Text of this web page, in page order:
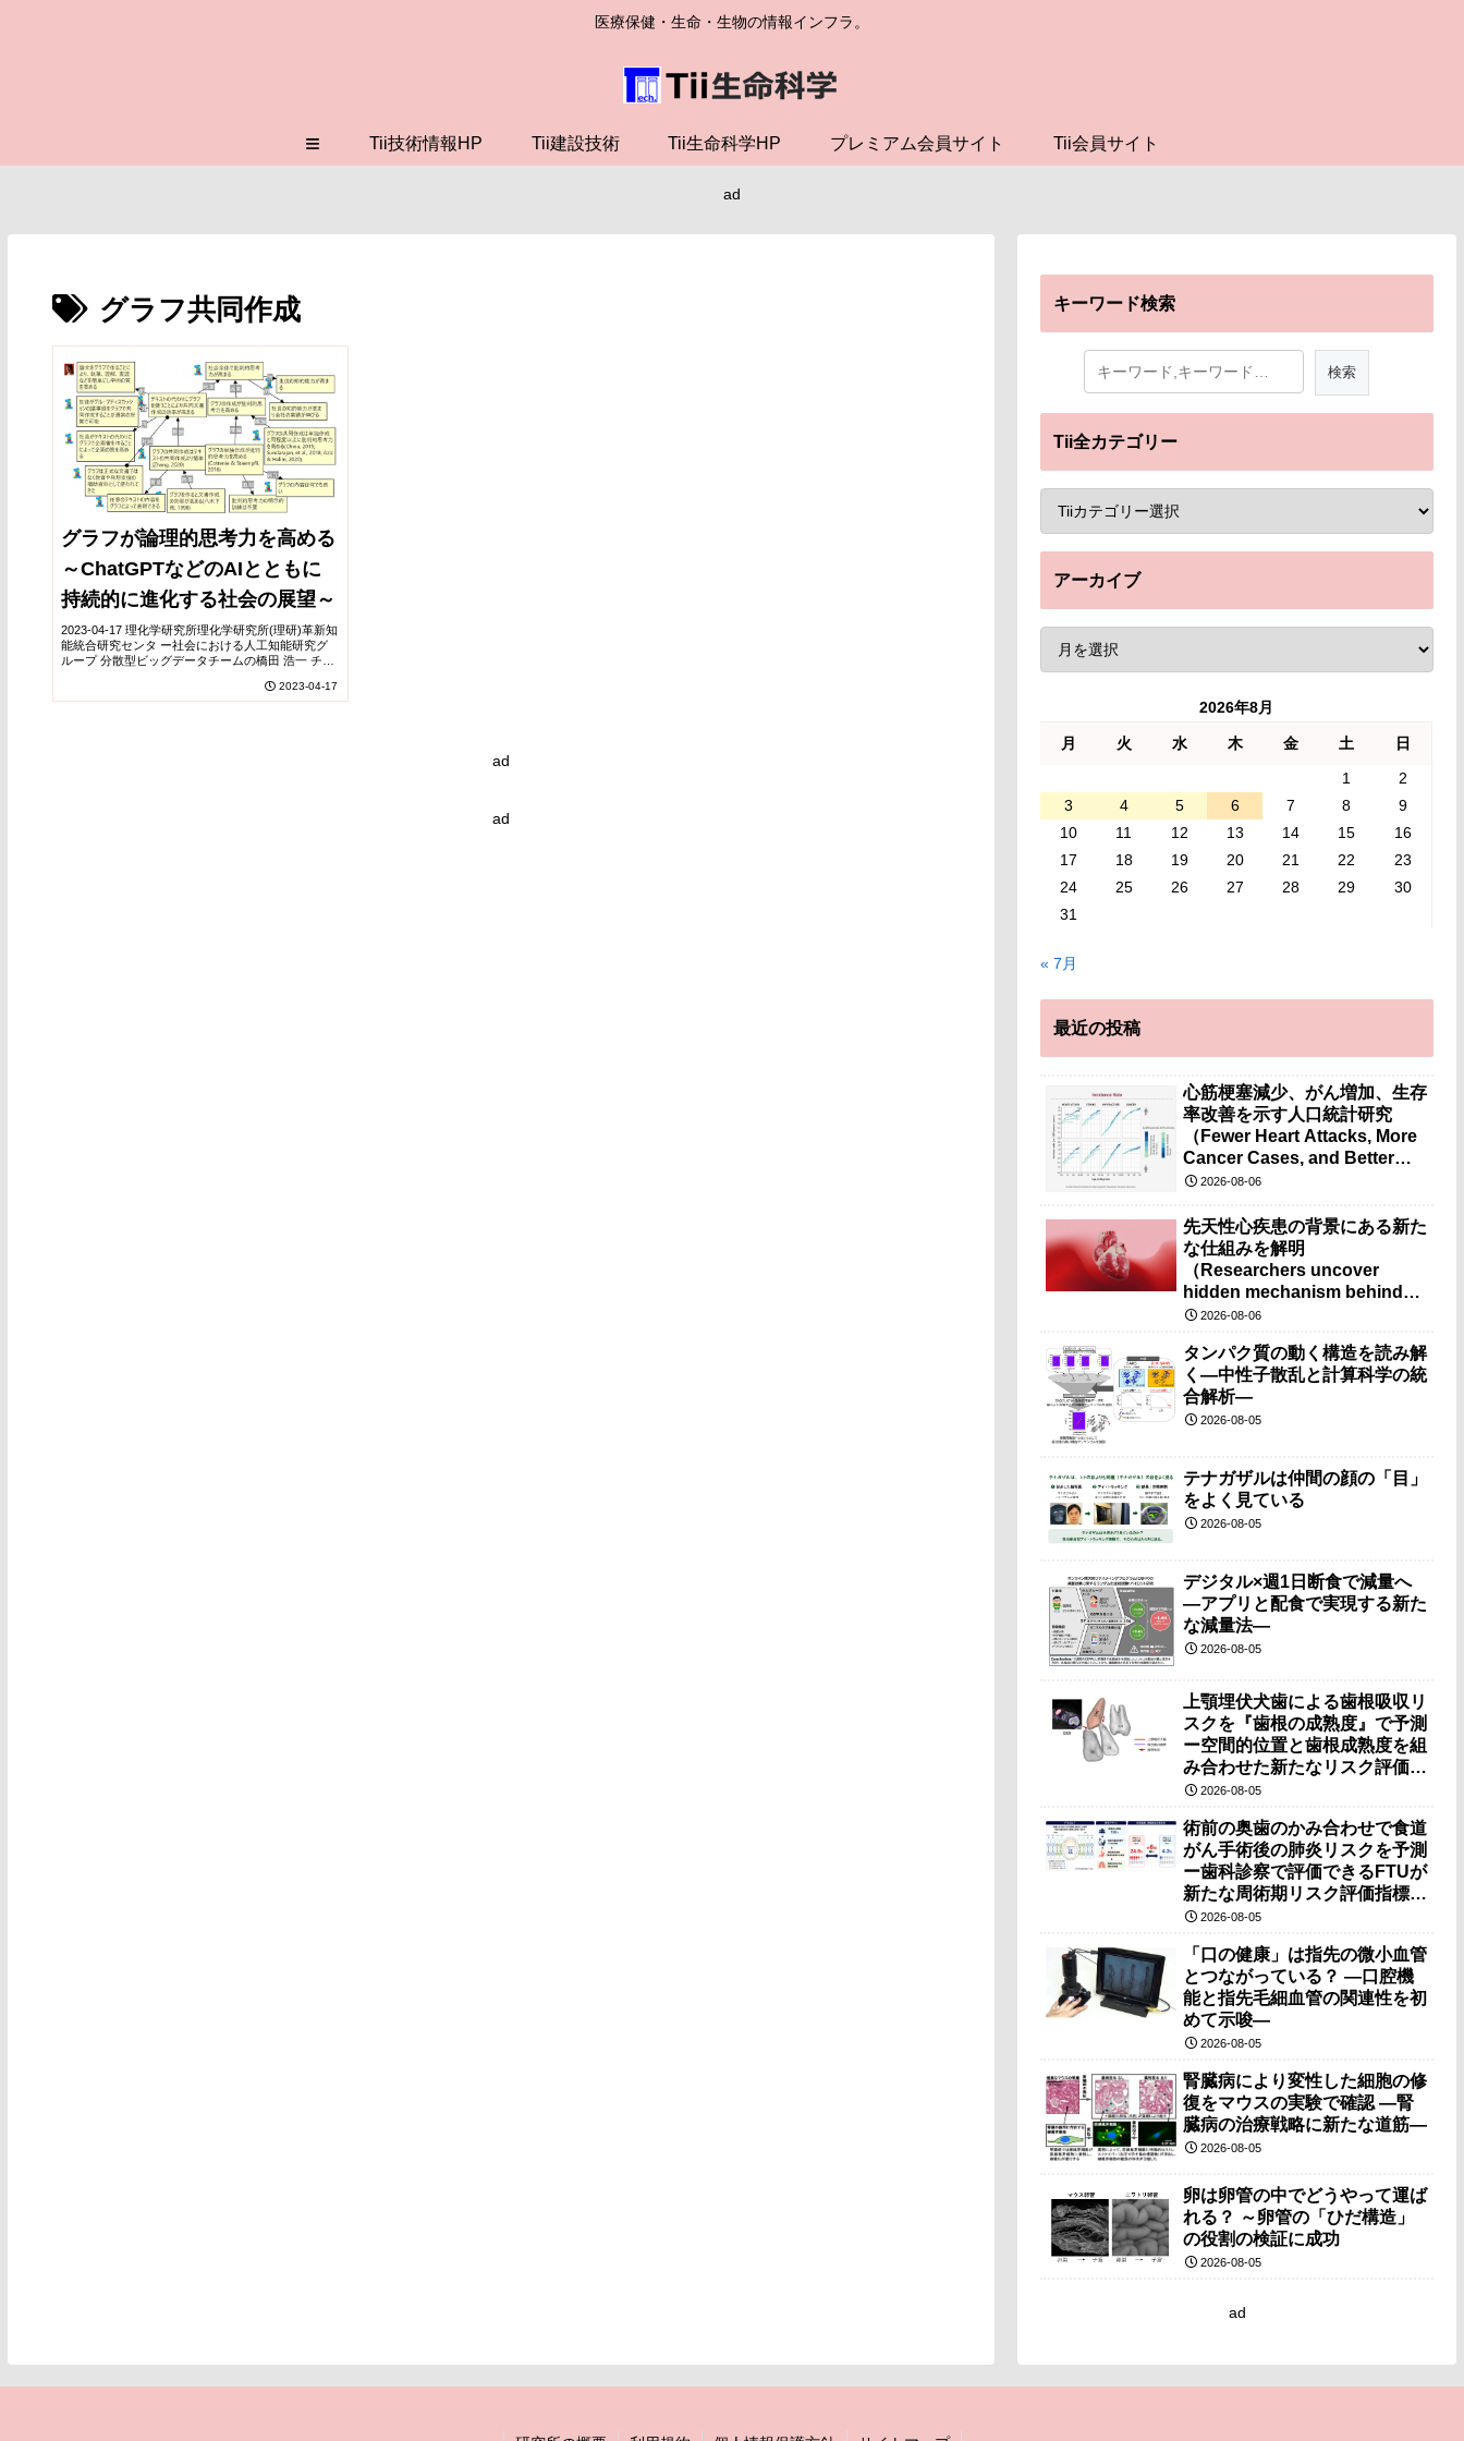
医療保健・生命・生物の情報インフラ。
≡ Tii技術情報HP Tii建設技術 Tii生命科学HP プレミアム会員サイト Tii会員サイト
ad
グラフ共同作成
グラフが論理的思考力を高める
～ChatGPTなどのAIとともに
持続的に進化する社会の展望～
2023-04-17 理化学研究所理化学研究所(理研)革新知
能統合研究センタ ー社会における人工知能研究グ
ループ 分散型ビッグデータチームの橋田 浩一 チー
2023-04-17
ad
ad
キーワード検索
Tii全カテゴリー
アーカイブ
2026年8月
月 火 水 木 金 土
日
1
2
3
4 5 6 7 8
9
10
11 12 13 14 15
16
17
18 19 20 21 22
23
24
25 26 27 28 29
30
31
« 7月
最近の投稿
心筋梗塞減少、がん増加、生存
率改善を示す人口統計研究
（Fewer Heart Attacks, More
Cancer Cases, and Better
Survival Chances）
2026-08-06
先天性心疾患の背景にある新た
な仕組みを解明
（Researchers uncover
hidden mechanism behind
congenital heart disease）
2026-08-06
タンパク質の動く構造を読み解
く―中性子散乱と計算科学の統
合解析―
2026-08-05
テナガザルは仲間の顔の「目」
をよく見ている
2026-08-05
デジタル×週1日断食で減量へ
―アプリと配食で実現する新た
な減量法―
2026-08-05
上顎埋伏犬歯による歯根吸収リ
スクを『歯根の成熟度』で予測
ー空間的位置と歯根成熟度を組
み合わせた新たなリスク評価法
を提案ー
2026-08-05
術前の奥歯のかみ合わせで食道
がん手術後の肺炎リスクを予測
ー歯科診察で評価できるFTUが
新たな周術期リスク評価指標と
なる可能性ー
2026-08-05
「口の健康」は指先の微小血管
とつながっている？ ―口腔機
能と指先毛細血管の関連性を初
めて示唆―
2026-08-05
腎臓病により変性した細胞の修
復をマウスの実験で確認 ―腎
臓病の治療戦略に新たな道筋―
2026-08-05
卵は卵管の中でどうやって運ば
れる？ ～卵管の「ひだ構造」
の役割の検証に成功
2026-08-05
ad